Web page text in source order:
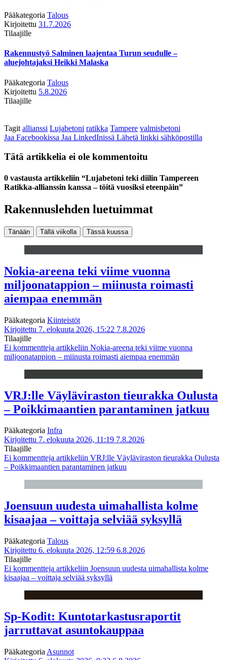
Pääkategoria Talous
Kirjoitettu 31.7.2026
Tilaajille
Rakennustyö Salminen laajentaa Turun seudulle –
aluejohtajaksi Heikki Malaska
Pääkategoria Talous
Kirjoitettu 5.8.2026
Tilaajille
Tagit allianssi Lujabetoni ratikka Tampere valmisbetoni
Jaa Facebookissa Jaa LinkedInissä Lähetä linkki sähköpostilla
Tätä artikkelia ei ole kommentoitu
0 vastausta artikkeliin “Lujabetoni teki diilin Tampereen
Ratikka-allianssin kanssa – töitä vuosiksi eteenpäin”
Rakennuslehden luetuimmat
Tänään Tällä viikolla Tässä kuussa
Nokia-areena teki viime vuonna
miljoonatappion – miinusta roimasti
aiempaa enemmän
Pääkategoria Kiinteistöt
Kirjoitettu 7. elokuuta 2026, 15:22 7.8.2026
Tilaajille
Ei kommentteja artikkeliin Nokia-areena teki viime vuonna
miljoonatappion – miinusta roimasti aiempaa enemmän
VRJ:lle Väyläviraston tieurakka Oulusta
– Poikkimaantien parantaminen jatkuu
Pääkategoria Infra
Kirjoitettu 7. elokuuta 2026, 11:19 7.8.2026
Tilaajille
Ei kommentteja artikkeliin VRJ:lle Väyläviraston tieurakka Oulusta
– Poikkimaantien parantaminen jatkuu
Joensuun uudesta uimahallista kolme
kisaajaa – voittaja selviää syksyllä
Pääkategoria Talous
Kirjoitettu 6. elokuuta 2026, 12:59 6.8.2026
Tilaajille
Ei kommentteja artikkeliin Joensuun uudesta uimahallista kolme
kisaajaa – voittaja selviää syksyllä
Sp-Kodit: Kuntotarkastusraportit
jarruttavat asuntokauppaa
Pääkategoria Asunnot